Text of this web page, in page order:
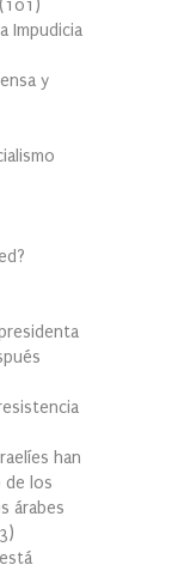
(101 )
Impudicia
y
han
de los
árabes
)